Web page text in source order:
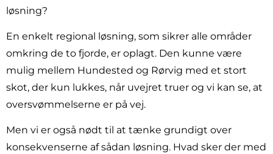
løsning?
En enkelt regional løsning, som sikrer alle områder
omkring de to fjorde, er oplagt. Den kunne være
mulig mellem Hundested og Rørvig med et stort
skot, der kun lukkes, når uvejret truer og vi kan se, at
oversvømmelserne er på vej.
Men vi er også nødt til at tænke grundigt over
konsekvenserne af sådan løsning. Hvad sker der med